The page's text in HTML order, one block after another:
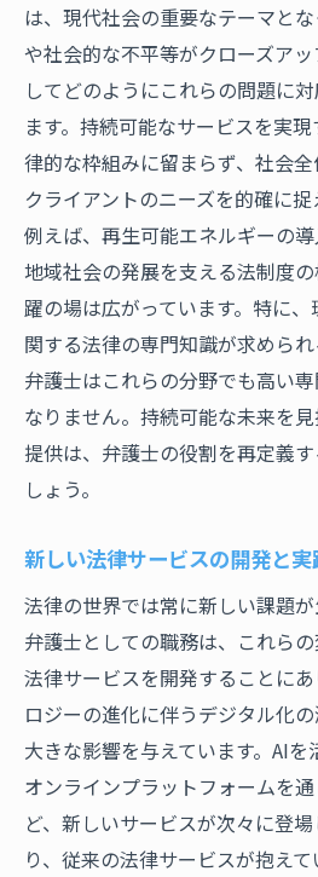
は、現代社会の重要なテーマと
や社会的な不平等がクローズア
してどのようにこれらの問題に
ます。持続可能なサービスを実
律的な枠組みに留まらず、社会全
クライアントのニーズを的確に捉
例えば、再生可能エネルギーの導
地域社会の発展を支える法制度
躍の場は広がっています。特に
関する法律の専門知識が求められ
弁護士はこれらの分野でも高い
なりません。持続可能な未来を
提供は、弁護士の役割を再定義
しょう。
新しい法律サービスの開発と実
法律の世界では常に新しい課題が
弁護士としての職務は、これら
法律サービスを開発することに
ロジーの進化に伴うデジタル化
大きな影響を与えています。AIを
オンラインプラットフォームを
ど、新しいサービスが次々に登
り、従来の法律サービスが抱え